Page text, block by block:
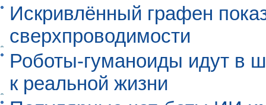
Искривлённый графен
сверхпроводимости
Роботы-гуманоиды идут в
к реальной жизни